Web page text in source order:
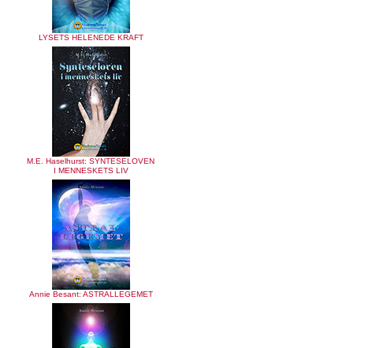
LYSETS HELENEDE KRAFT
M.E. Haselhurst: SYNTESELOVEN
I MENNESKETS LIV
Annie Besant: ASTRALLEGEMET